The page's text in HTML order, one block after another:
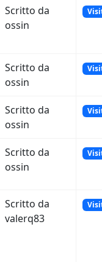
Scritto da
ossin
Scritto da
ossin
Scritto da
ossin
Scritto da
ossin
Scritto da
valerq83